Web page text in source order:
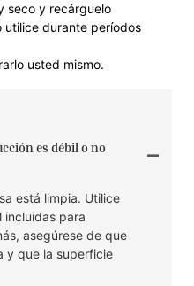
seco y recárguelo
utilice durante períodos
usted mismo.
es débil o no
está limpia. Utilice
incluidas para
asegúrese de que
y que la superficie